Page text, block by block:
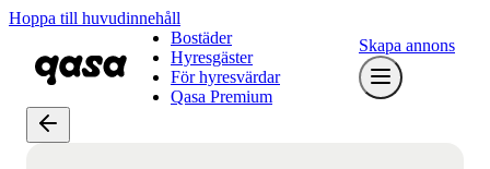
Hoppa till huvudinnehåll
Bostäder
Hyresgäster
För hyresvärdar
Qasa Premium
Skapa annons